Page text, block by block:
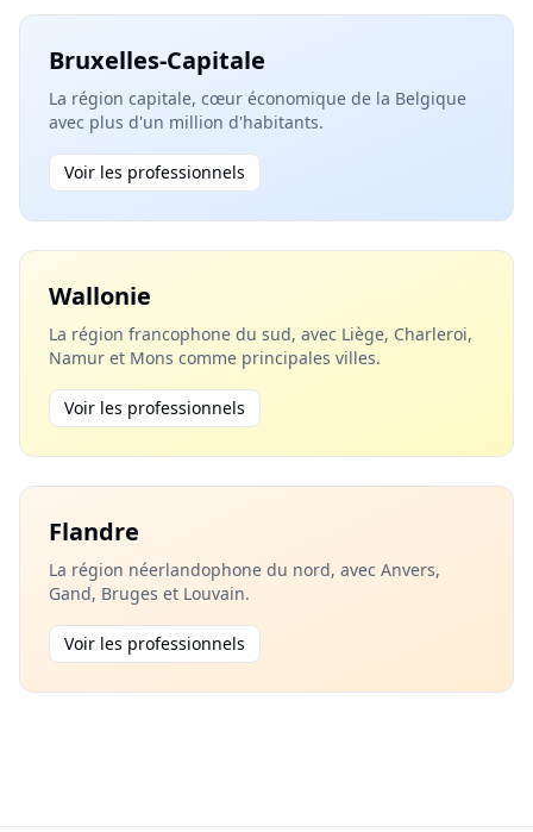
Bruxelles-Capitale
La région capitale, cœur économique de la Belgique
avec plus d'un million d'habitants.
Voir les professionnels
Wallonie
La région francophone du sud, avec Liège, Charleroi,
Namur et Mons comme principales villes.
Voir les professionnels
Flandre
La région néerlandophone du nord, avec Anvers,
Gand, Bruges et Louvain.
Voir les professionnels